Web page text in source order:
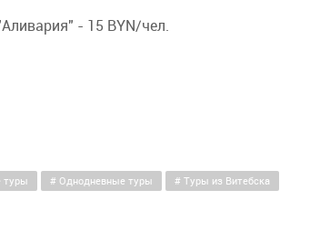
- 15 BYN/чел.
туры Однодневные туры
Туры из Витебска